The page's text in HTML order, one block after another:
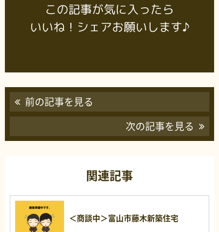
この記事が気に入ったら
いいね！シェアお願いします♪
前の記事を見る
次の記事を見る
関連記事
＜商談中＞富山市藤木新築住宅